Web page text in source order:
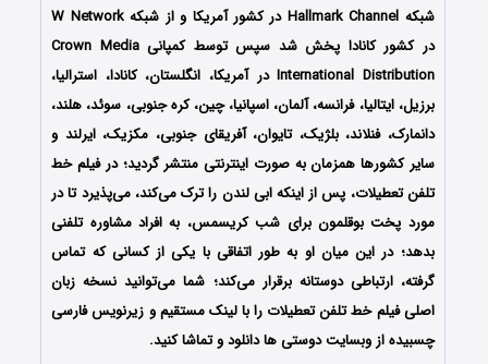
شبکه Hallmark Channel در کشور آمریکا و از شبکه W Network
در کشور کانادا پخش شد سپس توسط کمپانی‌‌ Crown Media
International Distribution در آمریکا، انگلستان، کانادا، استرالیا،
برزیل، ایتالیا، فرانسه، آلمان، اسپانیا، چین، کره جنوبی، سوئد، هلند،
دانمارک، فنلاند، بلژیک، تایوان، آفریقای جنوبی، مکزیک، ایرلند و
سایر کشورها همزمان به صورت اینترنتی منتشر گردید؛ در فیلم خط
تلفن تعطیلات، پس از اینکه ابی لندن را ترک می‌کند، می‌پذیرد تا در
مورد پخت بوقلمون برای شب کریسمس، به افراد مشاوره تلفنی
بدهد؛ در این میان او به طور اتفاقی با یکی از کسانی که تماس
گرفته، ارتباطی دوستانه برقرار می‌کند؛ شما می‌توانید نسخه زبان
اصلی فیلم خط تلفن تعطیلات را با ‌لینک مستقیم و زیرنویس فارسی
چسبیده از وبسایت دوستی ها دانلود و تماشا کنید.